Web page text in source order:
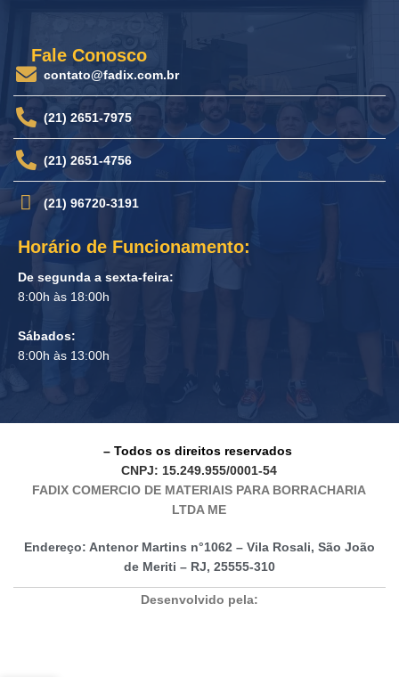
Fale Conosco
contato@fadix.com.br
(21) 2651-7975
(21) 2651-4756
(21) 96720-3191
Horário de Funcionamento:
De segunda a sexta-feira:
8:00h às 18:00h
Sábados:
8:00h às 13:00h
– Todos os direitos reservados
CNPJ: 15.249.955/0001-54
FADIX COMERCIO DE MATERIAIS PARA BORRACHARIA
LTDA ME
Endereço: Antenor Martins n°1062 – Vila Rosali, São João
de Meriti – RJ, 25555-310
Desenvolvido pela: